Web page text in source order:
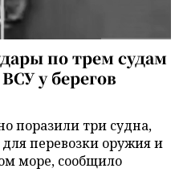
по трем судам
у берегов
поразили три судна,
перевозки оружия и
море, сообщило